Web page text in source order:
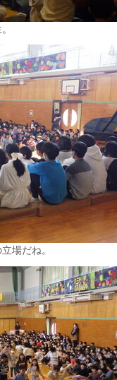
場だね。